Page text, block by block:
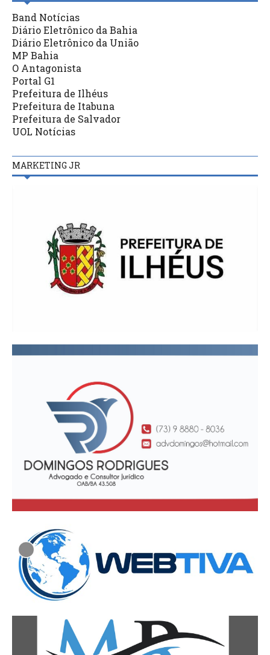
Band Notícias
Diário Eletrônico da Bahia
Diário Eletrônico da União
MP Bahia
O Antagonista
Portal G1
Prefeitura de Ilhéus
Prefeitura de Itabuna
Prefeitura de Salvador
UOL Notícias
MARKETING JR